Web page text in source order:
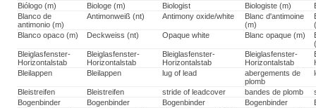
Biólogo (m)
Biologe (m) Biologist Biologiste (m)
Blanco de
antimonio (m)
Antimonweiß (nt) Antimony oxide/white
Blanc d'antimoine
(m)
Blanco opaco (m)
Deckweiss (nt) Opaque white Blanc opaque (m)
Bleiglasfenster-
Horizontalstab
Bleiglasfenster-
Horizontalstab
Bleiglasfenster-
Horizontalstab
Bleiglasfenster-
Horizontalstab
Bleilappen
Bleilappen lug of lead
abergements de
plomb
Bleistreifen Bleistreifen stride of leadcover bandes de plomb
Bogenbinder
Bogenbinder Bogenbinder Bogenbinder